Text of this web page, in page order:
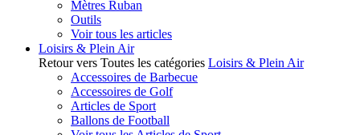
Mètres Ruban
Outils
Voir tous les articles
Loisirs & Plein Air
Retour vers Toutes les catégories Loisirs & Plein Air
Accessoires de Barbecue
Accessoires de Golf
Articles de Sport
Ballons de Football